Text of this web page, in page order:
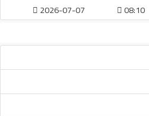
08:10
2026-07-07